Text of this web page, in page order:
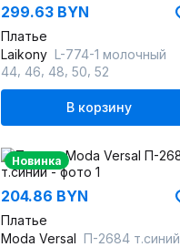
299.63 BYN
Платье
Laikony L-774-1 молочный
44 46 48 50 52
В корзину
Новинка
204.86 BYN
Платье
Moda Versal П-2684 т.синий